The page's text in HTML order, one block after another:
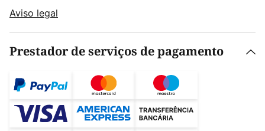
Aviso legal
Prestador de serviços de pagamento